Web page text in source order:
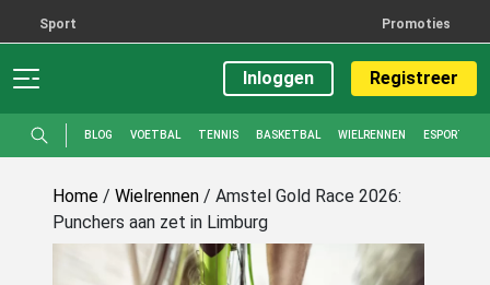
Sport Promoties
Inloggen Registreer
BLOG VOETBAL TENNIS BASKETBAL WIELRENNEN ESPORTS
Home / Wielrennen / Amstel Gold Race 2026:
Punchers aan zet in Limburg